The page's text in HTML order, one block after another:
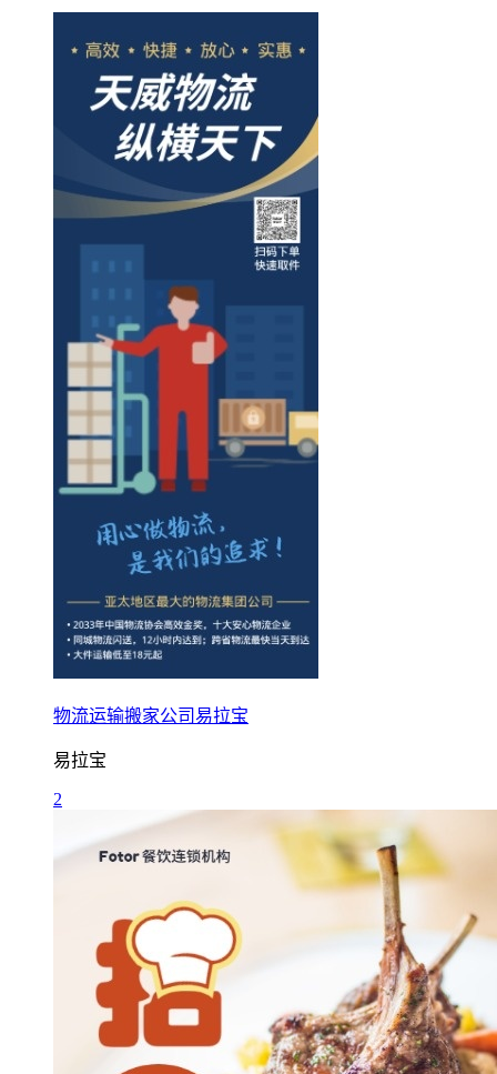
物流运输搬家公司易拉宝
易拉宝
2